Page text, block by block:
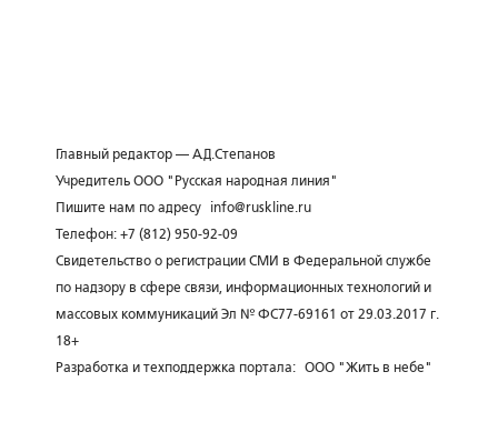
Главный редактор — А.Д.Степанов
Учредитель ООО "Русская народная линия"
Пишите нам по адресу
info@ruskline.ru
Телефон: +7 (812) 950-92-09
Свидетельство о регистрации СМИ в Федеральной службе
по надзору в сфере связи, информационных технологий и
массовых коммуникаций Эл № ФС77-69161 от 29.03.2017 г.
18+
Разработка и техподдержка портала: ООО "Жить в небе"